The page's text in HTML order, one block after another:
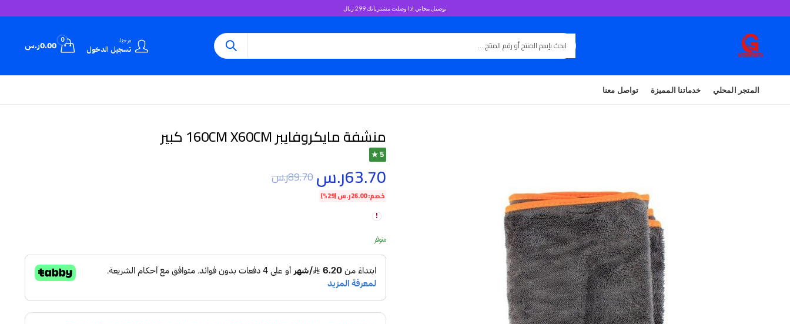
توصيل مجاني اذا وصلت مشترياتك 299 ريال
مرحبًا،
تسجيل الدخول
0
0.00ر.س
المتجر المحلي خدماتنا المميزة تواصل معنا
منشفة مايكروفايبر 160CM X60CM كبير
5 ★
63.70ر.س89.70ر.س
خصم:26.00ر.س(29%)
متوفر